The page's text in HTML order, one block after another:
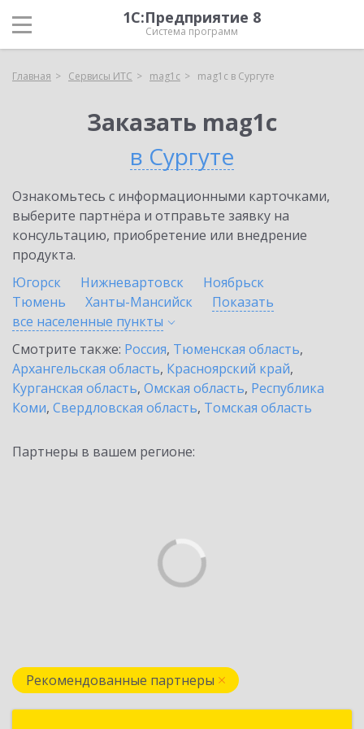
1С:Предприятие 8
Система программ
Главная Сервисы ИТС mag1c mag1c в Сургуте
Заказать mag1c
в Сургуте
Ознакомьтесь с информационными карточками,
выберите партнёра и отправьте заявку на
консультацию, приобретение или внедрение
продукта.
Югорск
Нижневартовск
Ноябрьск
Тюмень
Ханты-Мансийск
Показать
все населенные пункты
Смотрите также: Россия, Тюменская область,
Архангельская область, Красноярский край,
Курганская область, Омская область, Республика
Коми, Свердловская область, Томская область
Партнеры в вашем регионе:
Рекомендованные партнеры